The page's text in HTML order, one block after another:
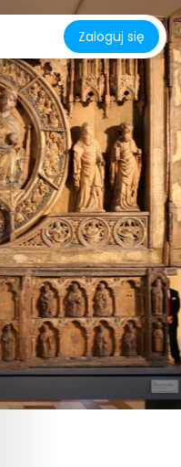
Zaloguj się